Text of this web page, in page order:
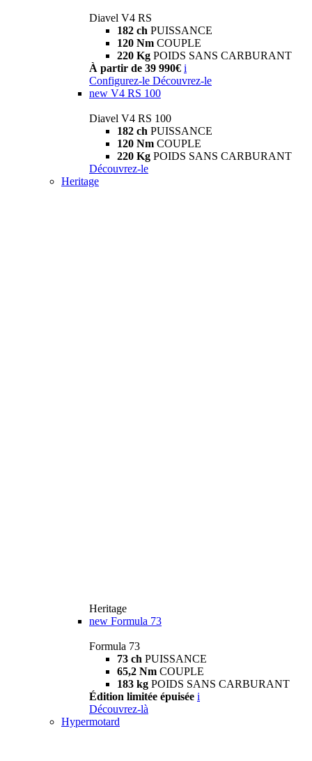
Diavel V4 RS
182 ch PUISSANCE
120 Nm COUPLE
220 Kg POIDS SANS CARBURANT
À partir de 39 990€ i
Configurez-le Découvrez-le
new V4 RS 100
Diavel V4 RS 100
182 ch PUISSANCE
120 Nm COUPLE
220 Kg POIDS SANS CARBURANT
Découvrez-le
Heritage
Heritage
new Formula 73
Formula 73
73 ch PUISSANCE
65,2 Nm COUPLE
183 kg POIDS SANS CARBURANT
Édition limitée épuisée i
Découvrez-là
Hypermotard